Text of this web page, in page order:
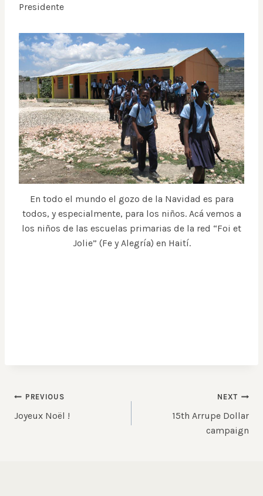
Presidente
En todo el mundo el gozo de la Navidad es para
todos, y especialmente, para los niños. Acá vemos a
los niños de las escuelas primarias de la red “Foi et
Jolie” (Fe y Alegría) en Haití.
Post
navigation
PREVIOUS
Joyeux Noël !
NEXT
15th Arrupe Dollar
campaign